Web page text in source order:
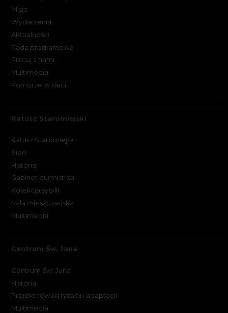
Misja
Wydarzenia
Aktualności
Rada programowa
Pracuj z nami
Multimedia
Pomorze w sieci
Ratusz Staromiejski
Ratusz Staromiejski
Sień
Historia
Gabinet burmistrza
Kolekcja sybilli
Sala mieszczańska
Multimedia
Centrum Św. Jana
Centrum Św. Jana
Historia
Projekt rewaloryzacji i adaptacji
Multimedia